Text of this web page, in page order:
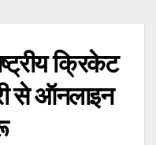
क्रिकेट
से ऑनलाइन